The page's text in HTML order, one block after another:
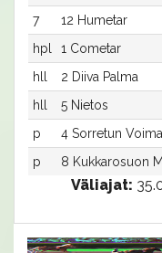
7
12 Humetar
hpl
1 Cometar
hll
2 Diiva Palma
hll
5 Nietos
p
4 Sorretun Voima
p
8 Kukkarosuon
Väliajat: